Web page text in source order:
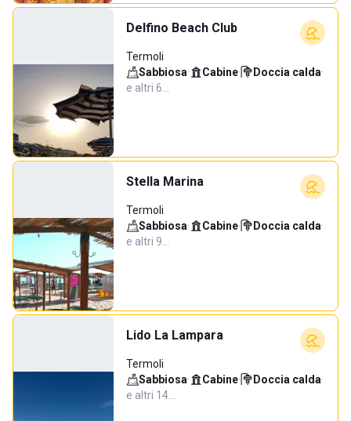
Delfino Beach Club
Termoli
Sabbiosa· Cabine· Doccia calda·
e altri 6…
Stella Marina
Termoli
Sabbiosa· Cabine· Doccia calda·
e altri 9…
Lido La Lampara
Termoli
Sabbiosa· Cabine· Doccia calda·
e altri 14…